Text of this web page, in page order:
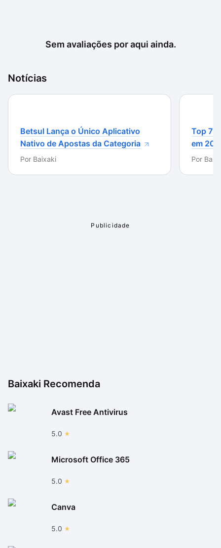
Sem avaliações por aqui ainda.
Notícias
Betsul Lança o Único Aplicativo
Nativo de Apostas da Categoria
Por Baixaki
Top 7
em
Por
Baixaki Recomenda
Avast Free Antivirus
5.0
Microsoft Office 365
5.0
Canva
5.0